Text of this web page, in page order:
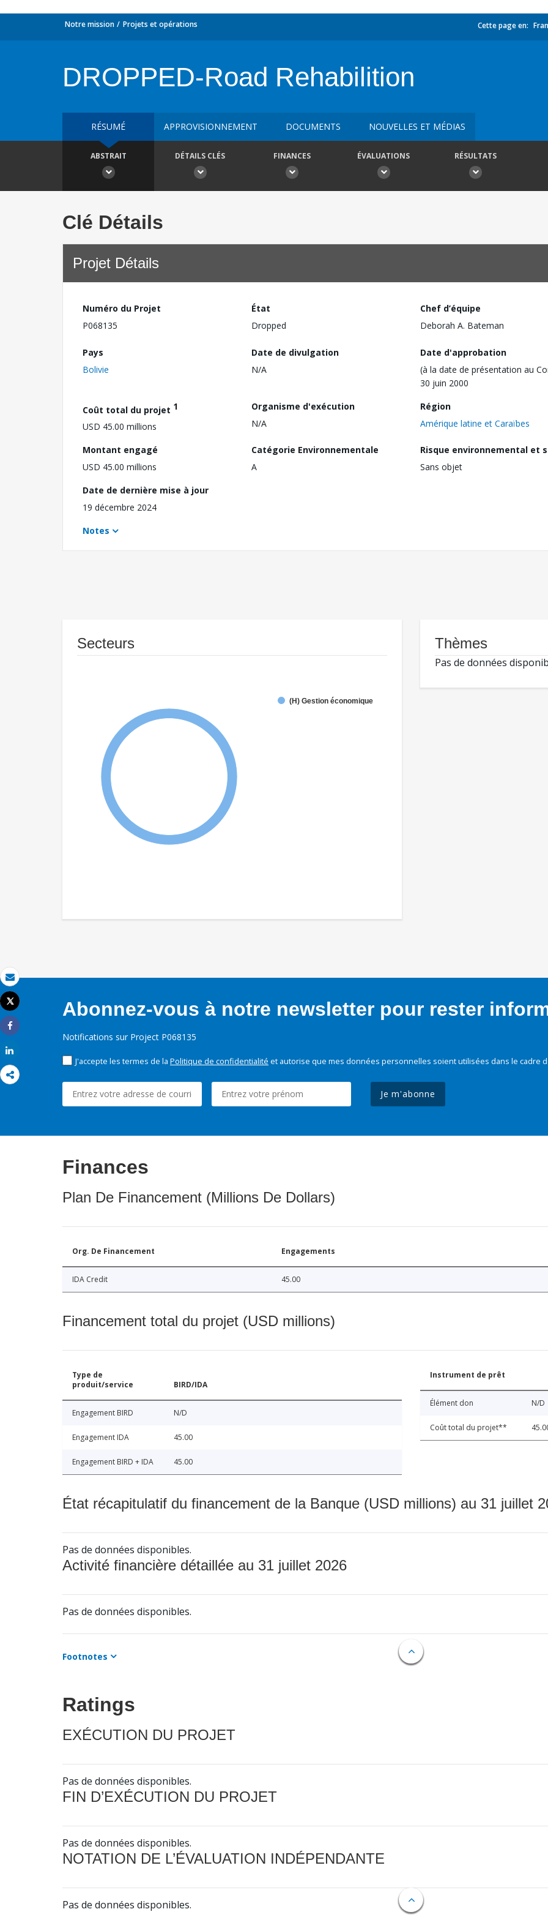
Email
Imprimer
Tweet
Share
Notre mission Projets et opérations Cette page en:
DROPPED-Road Rehabilition
RÉSUMÉ APPROVISIONNEMENT DOCUMENTS NOUVELLES ET MÉDIAS
ABSTRAIT DÉTAILS CLÉS FINANCES ÉVALUATIONS RÉSULTATS
Clé Détails
Projet Détails
Numéro du Projet
P068135
État
Dropped
Chef d’équipe
Deborah A. Bateman
Pays
Bolivie
Date de divulgation
N/A
Date d'approbation
(à la date de présentation au
30 juin 2000
Coût total du projet 1
USD 45.00 millions
Organisme d'exécution
N/A
Région
Amérique latine et Caraïbes
Montant engagé
USD 45.00 millions
Catégorie Environnementale
A
Risque environnemental et
Sans objet
Date de dernière mise à jour
19 décembre 2024
Notes
Secteurs
(H) Gestion économique
Thèmes
Pas de données
Abonnez-vous à notre newsletter pour rester
Notifications sur Project P068135
J'accepte les termes de la Politique de confidentialité et autorise que mes données personnelles soient utilisées dans le cadre
Je m'abonne
Finances
Plan De Financement (Millions De Dollars)
Org. De Financement Engagements
IDA Credit 45.00
Financement total du projet (USD millions)
Type de
produit/service
BIRD/IDA
Engagement BIRD N/D
Engagement IDA 45.00
Engagement BIRD + IDA 45.00
Instrument de prêt
Élément don N/D
Coût total du projet**
État récapitulatif du financement de la Banque (USD millions) au 31 juillet
Pas de données disponibles.
Activité financière détaillée au 31 juillet 2026
Pas de données disponibles.
Footnotes
Ratings
EXÉCUTION DU PROJET
Pas de données disponibles.
FIN D’EXÉCUTION DU PROJET
Pas de données disponibles.
NOTATION DE L’ÉVALUATION INDÉPENDANTE
Pas de données disponibles.